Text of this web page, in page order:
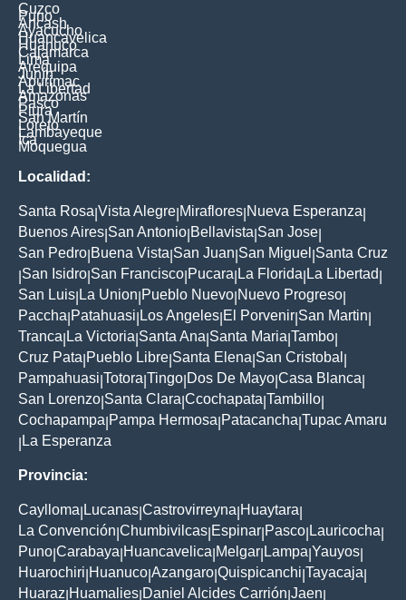
Cuzco
Puno
Ancash
Ayacucho
Huancavelica
Huanuco
Cajamarca
Lima
Arequipa
Junín
Apurimac
La Libertad
Amazonas
Pasco
Piura
San Martín
Loreto
Lambayeque
Ica
Moquegua
Localidad:
Santa Rosa Vista Alegre Miraflores Nueva Esperanza
Buenos Aires San Antonio Bellavista San Jose
San Pedro Buena Vista San Juan San Miguel Santa Cruz
San Isidro San Francisco Pucara La Florida La Libertad
San Luis La Union Pueblo Nuevo Nuevo Progreso
Paccha Patahuasi Los Angeles El Porvenir San Martin
Tranca La Victoria Santa Ana Santa Maria Tambo
Cruz Pata Pueblo Libre Santa Elena San Cristobal
Pampahuasi Totora Tingo Dos De Mayo Casa Blanca
San Lorenzo Santa Clara Ccochapata Tambillo
Cochapampa Pampa Hermosa Patacancha Tupac Amaru
La Esperanza
Provincia:
Caylloma Lucanas Castrovirreyna Huaytara
La Convención Chumbivilcas Espinar Pasco Lauricocha
Puno Carabaya Huancavelica Melgar Lampa Yauyos
Huarochiri Huanuco Azangaro Quispicanchi Tayacaja
Huaraz Huamalies Daniel Alcides Carrión Jaen